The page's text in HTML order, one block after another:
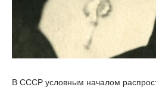
В СССР условным началом